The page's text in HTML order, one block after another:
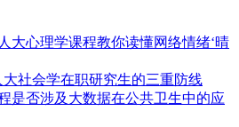
大心理学课程教你读懂网络情绪‘晴
大社会学在职研究生的三重防线
是否涉及大数据在公共卫生中的应